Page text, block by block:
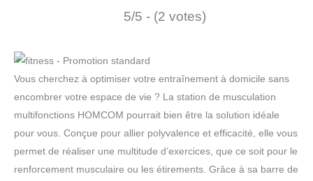
5/5 - (2 votes)
Vous cherchez à optimiser votre entraînement à domicile sans
encombrer votre espace de vie ? La station de musculation
multifonctions HOMCOM pourrait bien être la solution idéale
pour vous. Conçue pour allier polyvalence et efficacité, elle vous
permet de réaliser une multitude d’exercices, que ce soit pour le
renforcement musculaire ou les étirements. Grâce à sa barre de